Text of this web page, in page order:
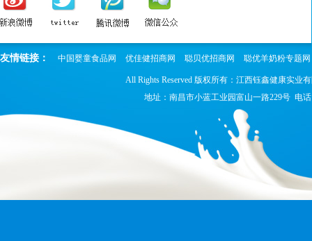
友情链接： 中国婴童食品网 优佳健招商网 聪贝优招商网 聪优羊奶粉专题网
All Rights Reserved 版权所有：江西钰鑫健康实业
地址：南昌市小蓝工业园富山一路229号 电